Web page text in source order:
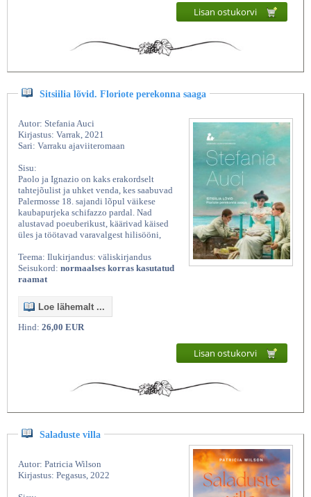
Lisan ostukorvi
Sitsiilia lõvid. Floriote perekonna saaga
Autor: Stefania Auci
Kirjastus: Varrak, 2021
Sari: Varraku ajaviiteromaan
Sisu:
Paolo ja Ignazio on kaks erakordselt
tahtejõulist ja uhket venda, kes saabuvad
Palermosse 18. sajandi lõpul väikese
kaubapurjeka schifazzo pardal. Nad
alustavad poeuberikust, käärivad käised
üles ja töötavad varavalgest hilisööni,
Teema: Ilukirjandus: väliskirjandus
Seisukord: normaalses korras kasutatud
raamat
Loe lähemalt ...
Hind: 26,00 EUR
Lisan ostukorvi
Saladuste villa
Autor: Patricia Wilson
Kirjastus: Pegasus, 2022